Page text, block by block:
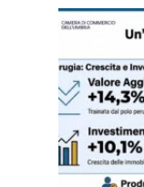
Oggi 07:20